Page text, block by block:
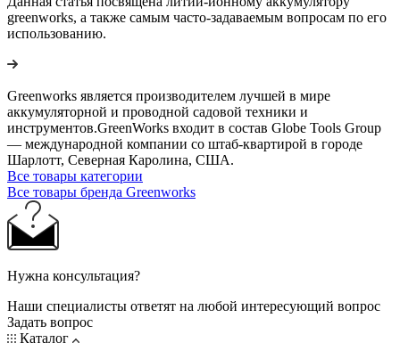
greenworks, а также самым часто-задаваемым вопросам по его
использованию.
Greenworks является производителем лучшей в мире
аккумуляторной и проводной садовой техники и
инструментов.GreenWorks входит в состав Globe Tools Group
— международной компании со штаб-квартирой в городе
Шарлотт, Северная Каролина, США.
Все товары категории
Все товары бренда Greenworks
Нужна консультация?
Наши специалисты ответят на любой интересующий вопрос
Задать вопрос
Каталог